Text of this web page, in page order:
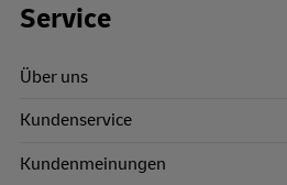
Footer Links
Service
Über uns
Kundenservice
Kundenmeinungen